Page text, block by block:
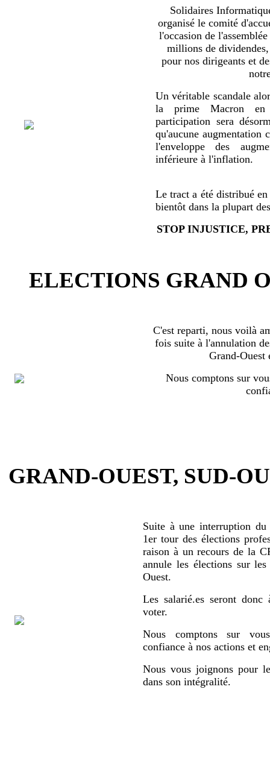
Solidaires
organisé le comité
l'occasion de
millions de
pour nos dirigeants et
Un véritable scandale
la prime Macron
participation sera
qu'aucune augmentation
l'enveloppe des
inférieure à l'inflation.
Le tract a été distribué en
bientôt dans la plupart
STOP INJUSTICE,
ELECTIONS GRAND
C'est reparti, nous voilà
fois suite à l'annulation
Grand-Ouest
Nous comptons sur
GRAND-OUEST, SUD-
Suite à une interruption
1er tour des élections
raison à un recours de la
annule les élections sur
Ouest.
Les salarié.es seront
voter.
Nous comptons sur
confiance à nos actions et
Nous vous joignons pour
dans son intégralité.